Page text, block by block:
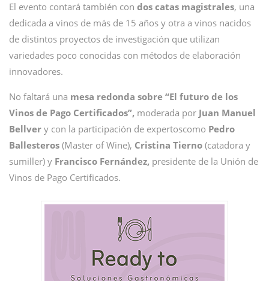
El evento contará también con dos catas magistrales, una
dedicada a vinos de más de 15 años y otra a vinos nacidos
de distintos proyectos de investigación que utilizan
variedades poco conocidas con métodos de elaboración
innovadores.
No faltará una mesa redonda sobre “El futuro de los
Vinos de Pago Certificados”, moderada por Juan Manuel
Bellver y con la participación de expertoscomo Pedro
Ballesteros (Master of Wine), Cristina Tierno (catadora y
sumiller) y Francisco Fernández, presidente de la Unión de
Vinos de Pago Certificados.